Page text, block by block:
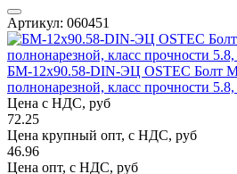
Артикул: 060451
БМ-12х90.58-DIN-ЭЦ OSTEC Болт
полнонарезной, класс прочности
Цена с НДС, руб
72.25
Цена крупный опт, с НДС, руб
46.96
Цена опт, с НДС, руб